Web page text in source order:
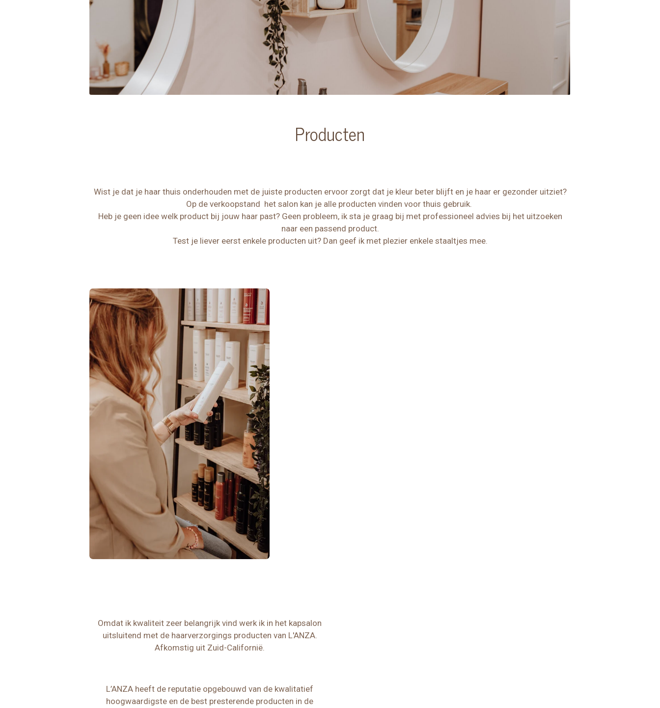
Producten
Wist je dat je haar thuis onderhouden met de juiste producten ervoor zorgt dat je kleur beter blijft en je haar er gezonder uitziet?
Op de verkoopstand het salon kan je alle producten vinden voor thuis gebruik.
Heb je geen idee welk product bij jouw haar past? Geen probleem, ik sta je graag bij met professioneel advies bij het uitzoeken
naar een passend product.
Test je liever eerst enkele producten uit? Dan geef ik met plezier enkele staaltjes mee.
Omdat ik kwaliteit zeer belangrijk vind werk ik in het kapsalon
uitsluitend met de haarverzorgings producten van L'ANZA.
Afkomstig uit Zuid-Californië.
L’ANZA heeft de reputatie opgebouwd van de kwalitatief
hoogwaardigste en de best presterende producten in de